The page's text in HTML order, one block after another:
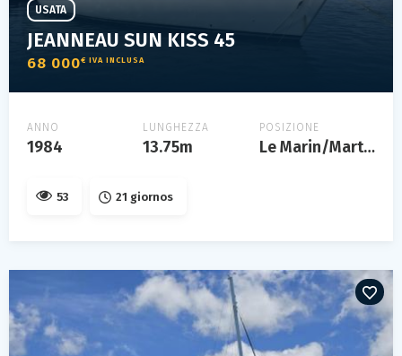
JEANNEAU SUN KISS 45
68 000€ IVA INCLUSA
USATA
ANNO
1984
LUNGHEZZA
13.75m
POSIZIONE
Le Marin/Martinique
53 21 giornos